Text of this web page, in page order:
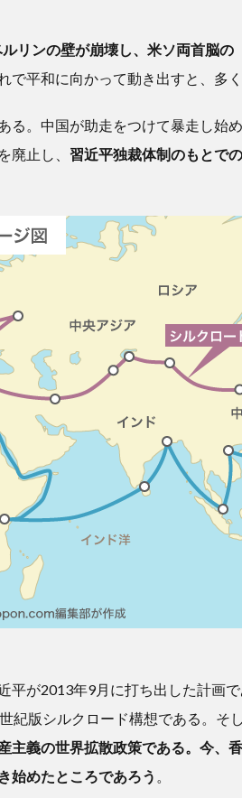
リンの壁が崩壊し、米ソ両首脳
で平和に向かって動き出すと、多
る。中国が助走をつけて暴走し始
廃止し、 習近平独裁体制のもとで
平が2013年9月に打ち出した計画
紀版シルクロード構想である。そ
主義の世界拡散政策である。今、
始めたところであろう